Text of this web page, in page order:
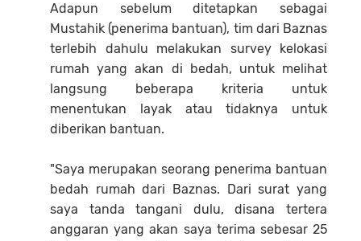
Adapun sebelum ditetapkan sebagai
Mustahik (penerima bantuan), tim dari Baznas
terlebih dahulu melakukan survey kelokasi
rumah yang akan di bedah, untuk melihat
langsung beberapa kriteria untuk
menentukan layak atau tidaknya untuk
diberikan bantuan.
"Saya merupakan seorang penerima bantuan
bedah rumah dari Baznas. Dari surat yang
saya tanda tangani dulu, disana tertera
anggaran yang akan saya terima sebesar 25